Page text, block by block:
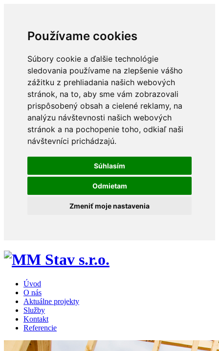
Používame cookies
Súbory cookie a ďalšie technológie
sledovania používame na zlepšenie vášho
zážitku z prehliadania našich webových
stránok, na to, aby sme vám zobrazovali
prispôsobený obsah a cielené reklamy, na
analýzu návštevnosti našich webových
stránok a na pochopenie toho, odkiaľ naši
návštevníci prichádzajú.
Súhlasím
Odmietam
Zmeniť moje nastavenia
Úvod
O nás
Aktuálne projekty
Služby
Kontakt
Referencie